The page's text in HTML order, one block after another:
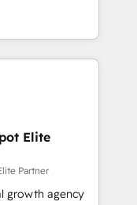
consultancy,
to help
platform
current HubSpot
Elite
Partner
growth agency